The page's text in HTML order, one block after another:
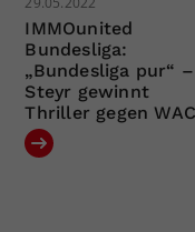
IMMOunited
Bundesliga:
„Bundesliga pur“ –
Steyr gewinnt
Thriller gegen WAC